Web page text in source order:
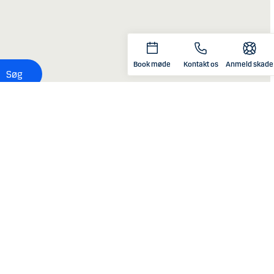
Søg
Book møde Kontakt os Anmeld skade